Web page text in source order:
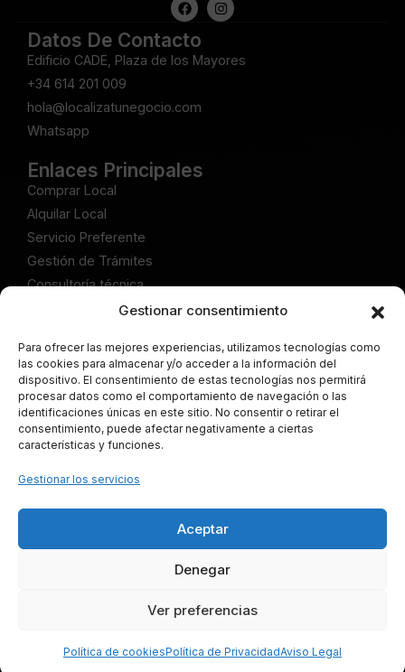
Datos De Contacto
Edificio CADE, Plaza de los Mayores
+34 614 201 009
hola@localizatunegocio.com
Whatsapp
Enlaces Principales
Comprar Local
Alquilar Local
Servicio Preferente
Gestión de Trámites
Consultoría técnica
Artículos Comprar Local
Artículos Alquilar Local
Articulos Servicio Preferente
Artículos Gestión de Trámites
Artículos Consultoría técnica
Legal
Política de Privacidad
Localiza Tu Negocio ©2026
· Todos los derechos
Gestionar consentimiento
Para ofrecer las mejores experiencias, utilizamos tecnologías como
las cookies para almacenar y/o acceder a la información del
dispositivo. El consentimiento de estas tecnologías nos permitirá
procesar datos como el comportamiento de navegación o las
identificaciones únicas en este sitio. No consentir o retirar el
consentimiento, puede afectar negativamente a ciertas
características y funciones.
Gestionar los servicios
Aceptar
Denegar
Ver preferencias
Política de cookiesPolítica de PrivacidadAviso Legal